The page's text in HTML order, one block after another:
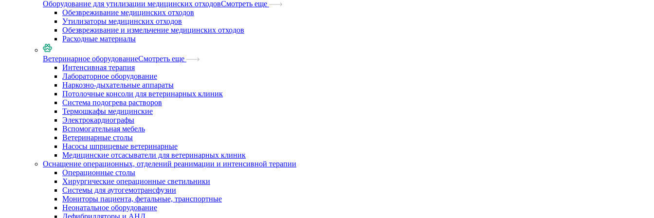
Оборудование для утилизации медицинских отходовСмотреть еще
Обезвреживание медицинских отходов
Утилизаторы медицинских отходов
Обезвреживание и измельчение медицинских отходов
Расходные материалы
Ветеринарное оборудованиеСмотреть еще
Интенсивная терапия
Лабораторное оборудование
Наркозно-дыхательные аппараты
Потолочные консоли для ветеринарных клиник
Система подогрева растворов
Термошкафы медицинские
Электрокардиографы
Вспомогательная мебель
Ветеринарные столы
Насосы шприцевые ветеринарные
Медицинские отсасыватели для ветеринарных клиник
Оснащение операционных, отделений реанимации и интенсивной терапии
Операционные столы
Хирургические операционные светильники
Системы для аутогемотрансфузии
Мониторы пациента, фетальные, транспортные
Неонатальное оборудование
Дефибрилляторы и АНД